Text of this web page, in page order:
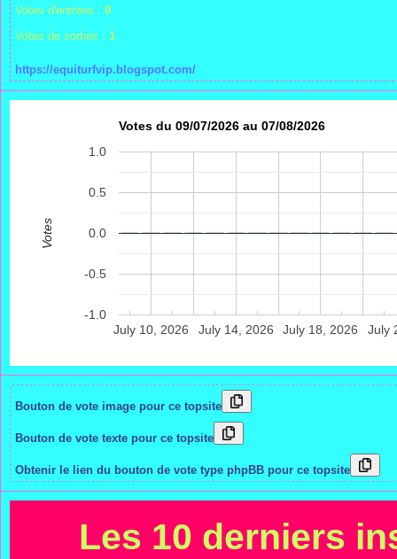
Votes d'entrées : 0
Votes de sorties : 1
https://equiturfvip.blogspot.com/
Votes du 09/07/2026 au 07/08/2026
July 10, 2026 July 14, 2026 July 18, 2026 July
-1.0
-0.5
0.0
0.5
1.0
Votes
Bouton de vote image pour ce topsite
Bouton de vote texte pour ce topsite
Obtenir le lien du bouton de vote type phpBB pour ce topsite
Les 10 derniers